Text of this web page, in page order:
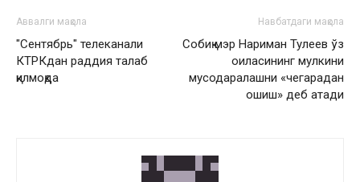
Аввалги мақола
"Сентябрь" телеканали
КТРКдан раддия талаб
қилмоқда
Навбатдаги мақола
Собиқ мэр Нариман Тулеев ўз
оиласининг мулкини
мусодаралашни «чегарадан
ошиш» деб атади